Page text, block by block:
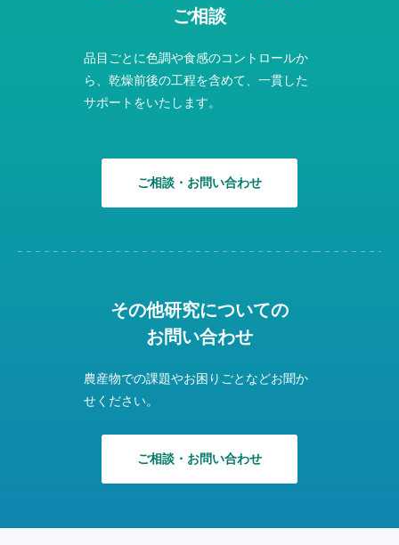
ご相談
品目ごとに色調や食感のコントロールか
ら、乾燥前後の工程を含めて、一貫した
サポートをいたします。
ご相談・お問い合わせ
その他研究についての
お問い合わせ
農産物での課題やお困りごとなどお聞か
せください。
ご相談・お問い合わせ